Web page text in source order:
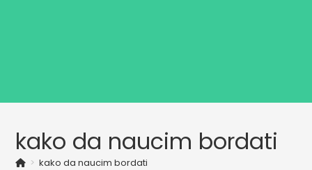
kako da naucim bordati
> kako da naucim bordati